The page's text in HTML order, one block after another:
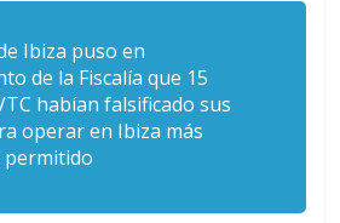
Ibiza puso en
de la Fiscalía que 15
habían falsificado sus
operar en Ibiza más
permitido